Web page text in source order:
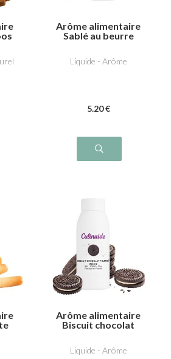
Arôme alimentaire
Sablé au beurre
Liquide - Arôme
5.20 €
Arôme alimentaire
Biscuit chocolat
Liquide - Arôme